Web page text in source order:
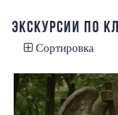
ЭКСКУРСИИ ПО
Сортировка